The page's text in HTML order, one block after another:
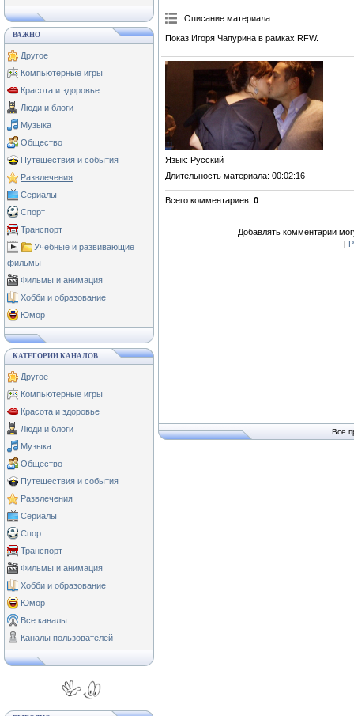
ВАЖНО
Другое
Компьютерные игры
Красота и здоровье
Люди и блоги
Музыка
Общество
Путешествия и события
Развлечения
Сериалы
Спорт
Транспорт
Учебные и развивающие
фильмы
Фильмы и анимация
Хобби и образование
Юмор
КАТЕГОРИИ КАНАЛОВ
Другое
Компьютерные игры
Красота и здоровье
Люди и блоги
Музыка
Общество
Путешествия и события
Развлечения
Сериалы
Спорт
Транспорт
Фильмы и анимация
Хобби и образование
Юмор
Все каналы
Каналы пользователей
Описание материала:
Показ Игоря Чапурина в рамках RFW.
Язык: Русский
Длительность материала: 00:02:16
Всего комментариев: 0
Добавлять комментарии
[
Все